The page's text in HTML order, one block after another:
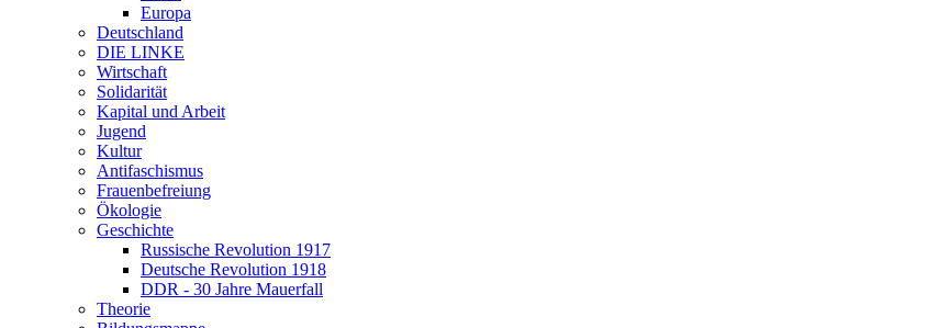
Europa
Deutschland
DIE LINKE
Wirtschaft
Solidarität
Kapital und Arbeit
Jugend
Kultur
Antifaschismus
Frauenbefreiung
Ökologie
Geschichte
Russische Revolution 1917
Deutsche Revolution 1918
DDR - 30 Jahre Mauerfall
Theorie